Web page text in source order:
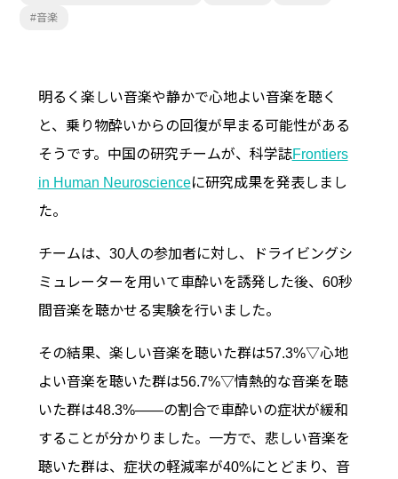
音楽
明るく楽しい音楽や静かで心地よい音楽を聴く
と、乗り物酔いからの回復が早まる可能性がある
そうです。中国の研究チームが、科学誌Frontiers
in Human Neuroscienceに研究成果を発表しまし
た。
チームは、30人の参加者に対し、ドライビングシ
ミュレーターを用いて車酔いを誘発した後、60秒
間音楽を聴かせる実験を行いました。
その結果、楽しい音楽を聴いた群は57.3%▽心地
よい音楽を聴いた群は56.7%▽情熱的な音楽を聴
いた群は48.3%――の割合で車酔いの症状が緩和
することが分かりました。一方で、悲しい音楽を
聴いた群は、症状の軽減率が40%にとどまり、音